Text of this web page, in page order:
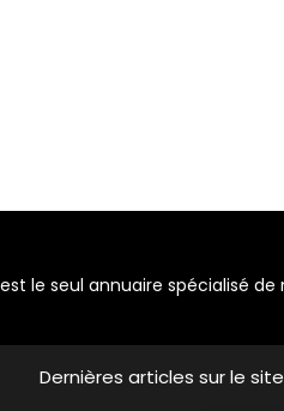
le seul annuaire spécialisé de
Dernières articles sur le site